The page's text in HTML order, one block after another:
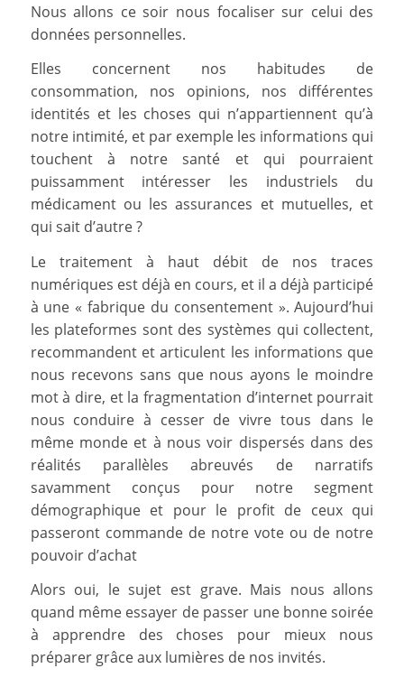
Nous allons ce soir nous focaliser sur celui des
données personnelles.
Elles concernent nos habitudes de
consommation, nos opinions, nos différentes
identités et les choses qui n’appartiennent qu’à
notre intimité, et par exemple les informations qui
touchent à notre santé et qui pourraient
puissamment intéresser les industriels du
médicament ou les assurances et mutuelles, et
qui sait d’autre ?
Le traitement à haut débit de nos traces
numériques est déjà en cours, et il a déjà participé
à une « fabrique du consentement ». Aujourd’hui
les plateformes sont des systèmes qui collectent,
recommandent et articulent les informations que
nous recevons sans que nous ayons le moindre
mot à dire, et la fragmentation d’internet pourrait
nous conduire à cesser de vivre tous dans le
même monde et à nous voir dispersés dans des
réalités parallèles abreuvés de narratifs
savamment conçus pour notre segment
démographique et pour le profit de ceux qui
passeront commande de notre vote ou de notre
pouvoir d’achat
Alors oui, le sujet est grave. Mais nous allons
quand même essayer de passer une bonne soirée
à apprendre des choses pour mieux nous
préparer grâce aux lumières de nos invités.